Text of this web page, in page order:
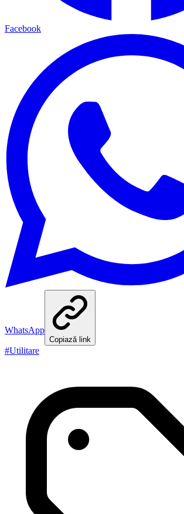
Facebook
WhatsApp
Copiază link
#Utilitare